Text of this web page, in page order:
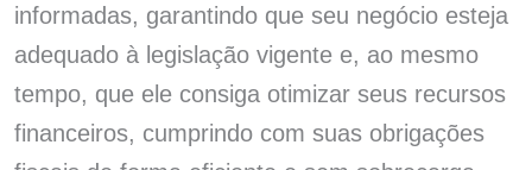
informadas, garantindo que seu negócio esteja
adequado à legislação vigente e, ao mesmo
tempo, que ele consiga otimizar seus recursos
financeiros, cumprindo com suas obrigações